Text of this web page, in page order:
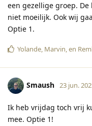
een gezellige groep. De
niet moeilijk. Ook wij
Optie 1.
Yolande, Marvin, en
Smaush 23 jun.
Ik heb vrijdag toch vrij
mee. Optie 1!